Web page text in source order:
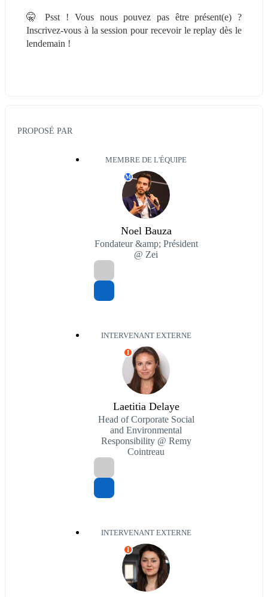
🤫 Psst ! Vous nous pouvez pas être présent(e) ?
Inscrivez-vous à la session pour recevoir le replay dès le
lendemain !
PROPOSÉ PAR
MEMBRE DE L'ÉQUIPE
M
Noel Bauza
Fondateur &amp; Président
@ Zei
INTERVENANT EXTERNE
I
Laetitia Delaye
Head of Corporate Social
and Environmental
Responsibility @ Remy
Cointreau
INTERVENANT EXTERNE
I